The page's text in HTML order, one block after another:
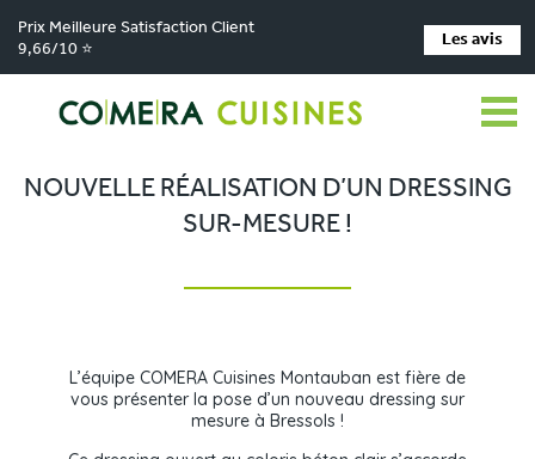
Prix Meilleure Satisfaction Client
9,66/10 ⭐
Les avis
Comera Cuisines > Nos magasins de cuisine > Cuisiniste MONTAUBAN >
Réalisations > Nouvelle réalisation d’un dressing sur-mesure !
NOUVELLE RÉALISATION D’UN DRESSING
SUR-MESURE !
L’équipe COMERA Cuisines Montauban est fière de
vous présenter la pose d’un nouveau dressing sur
mesure à Bressols !